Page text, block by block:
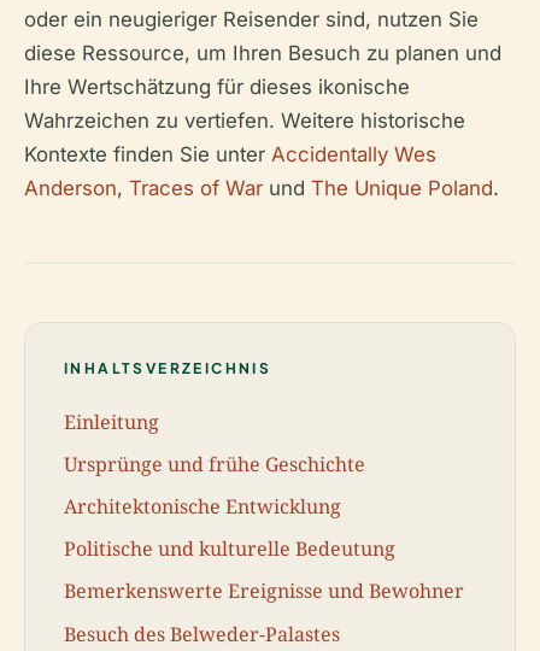
oder ein neugieriger Reisender sind, nutzen Sie
diese Ressource, um Ihren Besuch zu planen und
Ihre Wertschätzung für dieses ikonische
Wahrzeichen zu vertiefen. Weitere historische
Kontexte finden Sie unter Accidentally Wes
Anderson, Traces of War und The Unique Poland.
INHALTSVERZEICHNIS
Einleitung
Ursprünge und frühe Geschichte
Architektonische Entwicklung
Politische und kulturelle Bedeutung
Bemerkenswerte Ereignisse und Bewohner
Besuch des Belweder-Palastes